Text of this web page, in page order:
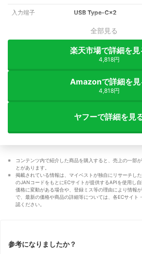
入力端子 USB Type-C×2
全部見る
楽天市場で詳細を見
4,818円
Amazonで詳細を見
4,818円
ヤフーで詳細を見
コンテンツ内で紹介した商品を購入すると、売上の一部
とがあります。
掲載されている情報は、マイベストが独自にリサーチし
のJANコードをもとにECサイトが提供するAPIを使用し
価格に変動がある場合や、登録ミス等の理由により情報
で、最新の価格や商品の詳細等については、各ECサイト
認ください。
参考になりましたか？